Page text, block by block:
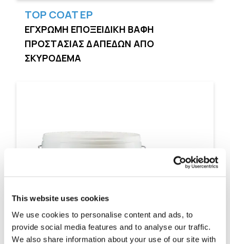
This website uses cookies
We use cookies to personalise content and ads, to
provide social media features and to analyse our traffic.
We also share information about your use of our site with
TOP COAT EP
ΕΓΧΡΩΜΗ ΕΠΟΞΕΙΔΙΚΗ ΒΑΦΗ
ΠΡΟΣΤΑΣΙΑΣ ΔΑΠΕΔΩΝ ΑΠΟ
ΣΚΥΡΟΔΕΜΑ